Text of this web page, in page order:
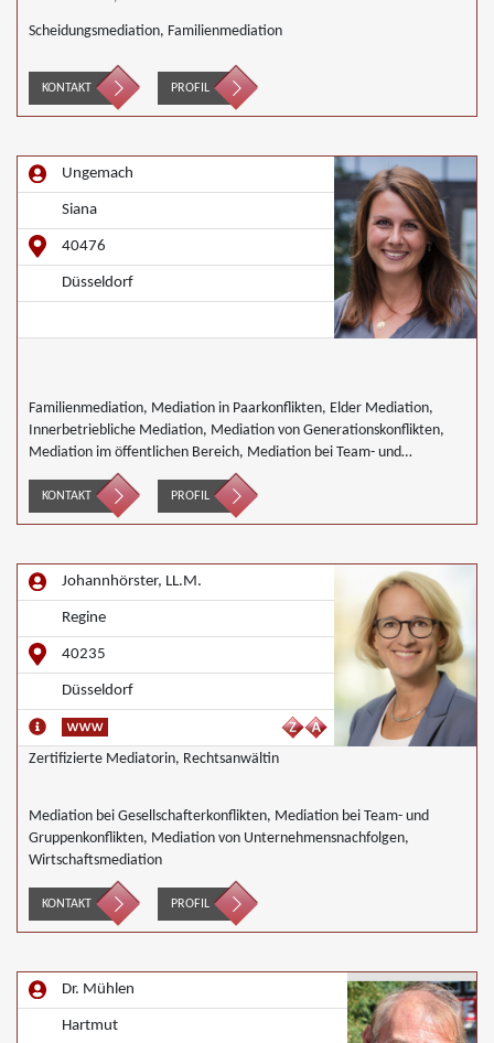
Scheidungsmediation, Familienmediation
KONTAKT PROFIL
Ungemach
Siana
40476
Düsseldorf
Familienmediation, Mediation in Paarkonflikten, Elder Mediation,
Innerbetriebliche Mediation, Mediation von Generationskonflikten,
Mediation im öffentlichen Bereich, Mediation bei Team- und
Gruppenkonflikten, Nachbarschaftsmediation, Schulmediation,
Umweltmediation
KONTAKT PROFIL
Johannhörster, LL.M.
Regine
40235
Düsseldorf
Zertifizierte Mediatorin, Rechtsanwältin
Mediation bei Gesellschafterkonflikten, Mediation bei Team- und
Gruppenkonflikten, Mediation von Unternehmensnachfolgen,
Wirtschaftsmediation
KONTAKT PROFIL
Dr. Mühlen
Hartmut